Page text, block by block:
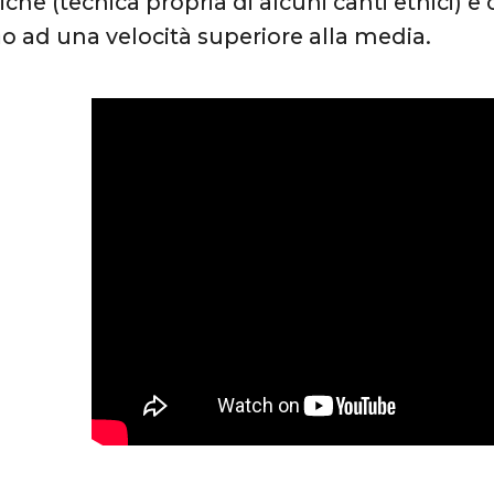
ad una velocità superiore alla media.